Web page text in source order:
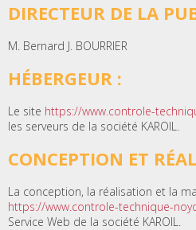
DIRECTEUR DE LA
M. Bernard J. BOURRIER
HÉBERGEUR :
Le site https://www.controle-
les serveurs de la société KAROIL.
CONCEPTION ET
La conception, la réalisation et la
https://www.controle-technique-
Service Web de la société KAROIL.